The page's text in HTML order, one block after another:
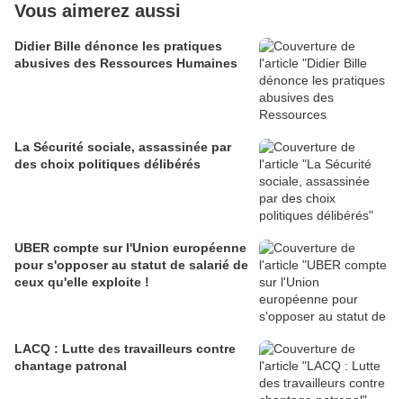
Vous aimerez aussi
Didier Bille dénonce les pratiques
abusives des Ressources Humaines
La Sécurité sociale, assassinée par
des choix politiques délibérés
UBER compte sur l'Union européenne
pour s'opposer au statut de salarié de
ceux qu'elle exploite !
LACQ : Lutte des travailleurs contre
chantage patronal